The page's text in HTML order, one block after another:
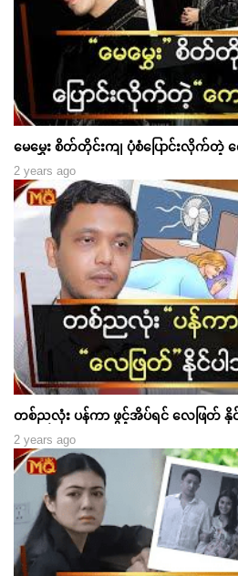
မေမွှေး စိတ်တိုင်းကျ ပုံစံပြောင်းလိုက်တဲ့
2 years ago
တစ်ညလုံး ပန်ကာ ဖွင့်အိပ်ရင် လေဖြတ် နိုင်
2 years ago